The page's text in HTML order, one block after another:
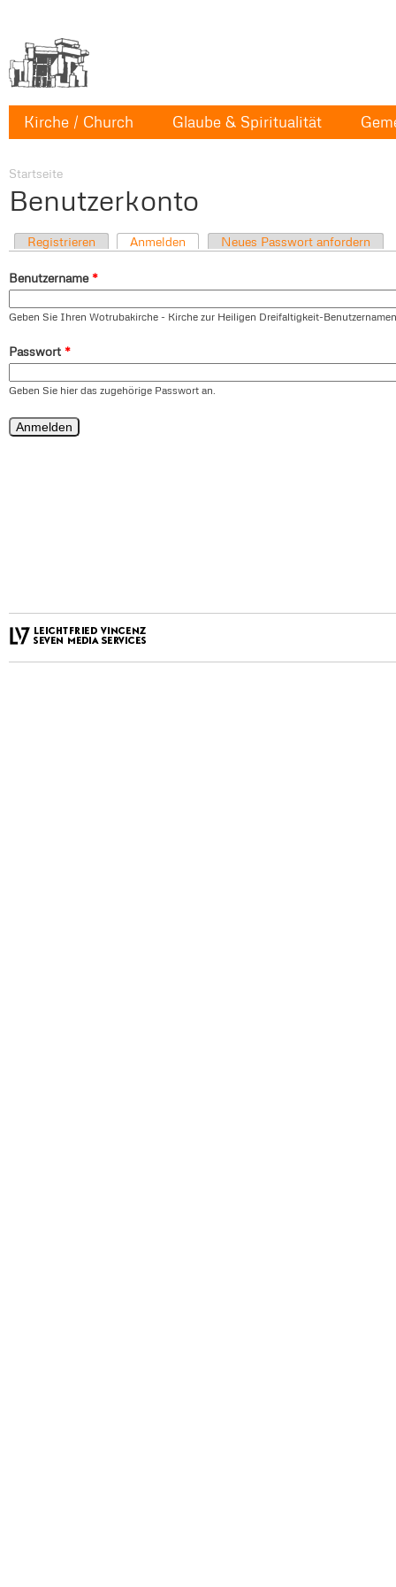
Kirche / Church Glaube & Spiritualität
Startseite
Benutzerkonto
Registrieren Anmelden Neues Passwort anfordern
Benutzername *
Geben Sie Ihren Wotrubakirche - Kirche zur Heiligen Dreifaltigkeit-
Passwort *
Geben Sie hier das zugehörige Passwort an.